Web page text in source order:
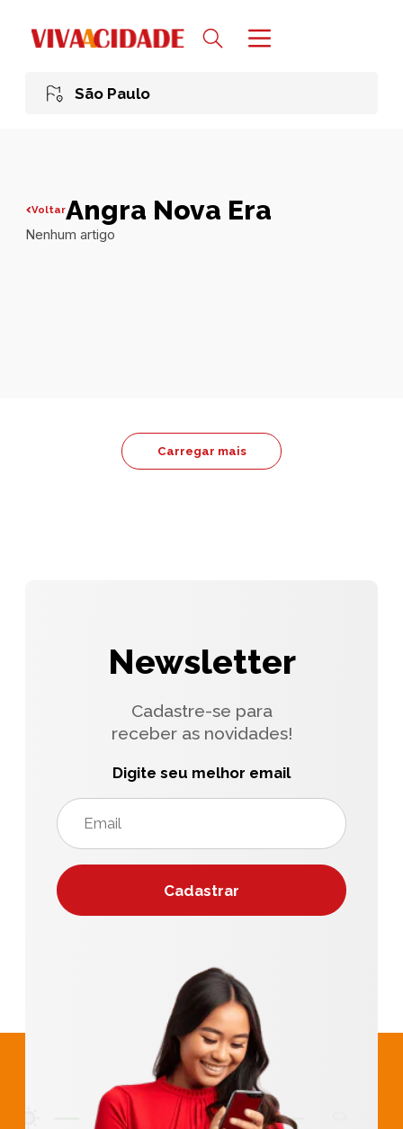
São Paulo
VoltarAngra Nova Era
Nenhum artigo
Carregar mais
Newsletter
Cadastre-se para
receber as novidades!
Digite seu melhor email